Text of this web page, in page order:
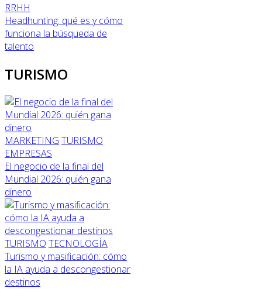
RRHH
Headhunting: qué es y cómo
funciona la búsqueda de
talento
TURISMO
MARKETING TURISMO
EMPRESAS
El negocio de la final del
Mundial 2026: quién gana
dinero
TURISMO TECNOLOGÍA
Turismo y masificación: cómo
la IA ayuda a descongestionar
destinos